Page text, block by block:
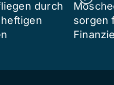
durch
sorgen